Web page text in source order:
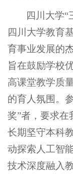
四川大学“
四川大学教育
育事业发展的
旨在鼓励学校
高课堂教学质
的育人氛围。
奖”者，要求在
长期坚守本科
动探索人工智
技术深度融入